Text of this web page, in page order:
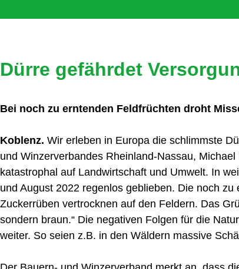
Dürre gefährdet
Bei noch zu erntenden Feldfrüchten droht
Koblenz. Wir erleben in Europa die schlimmste
und Winzerverbandes Rheinland-Nassau,
katastrophal auf Landwirtschaft und Umwelt. In
und August 2022 regenlos geblieben. Die noch
Zuckerrüben vertrocknen auf den Feldern. Das
sondern braun.“ Die negativen Folgen für die
weiter. So seien z.B. in den Wäldern massive